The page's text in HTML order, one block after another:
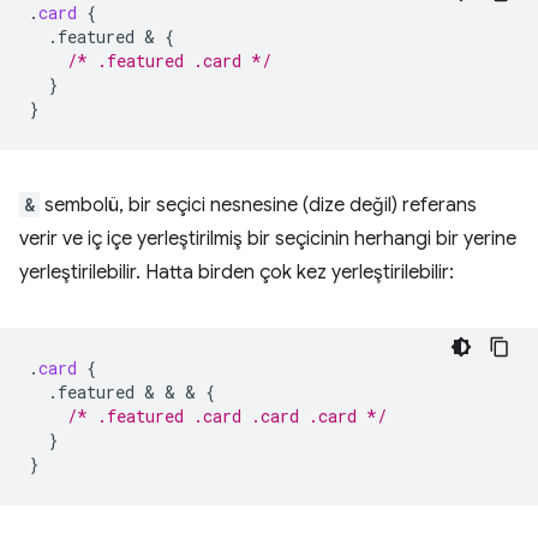
.card {
.featured & {
/* .featured .card */
}
}
& sembolü, bir seçici nesnesine (dize değil) referans
verir ve iç içe yerleştirilmiş bir seçicinin herhangi bir yerine
yerleştirilebilir. Hatta birden çok kez yerleştirilebilir:
.card {
.featured & & & {
/* .featured .card .card .card */
}
}